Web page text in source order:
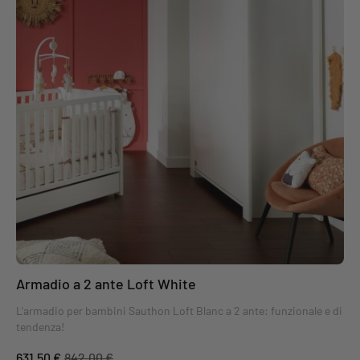
Armadio a 2 ante Loft White
L'armadio per bambini Sauthon Loft Blanc a 2 ante: funzionale e di
tendenza!